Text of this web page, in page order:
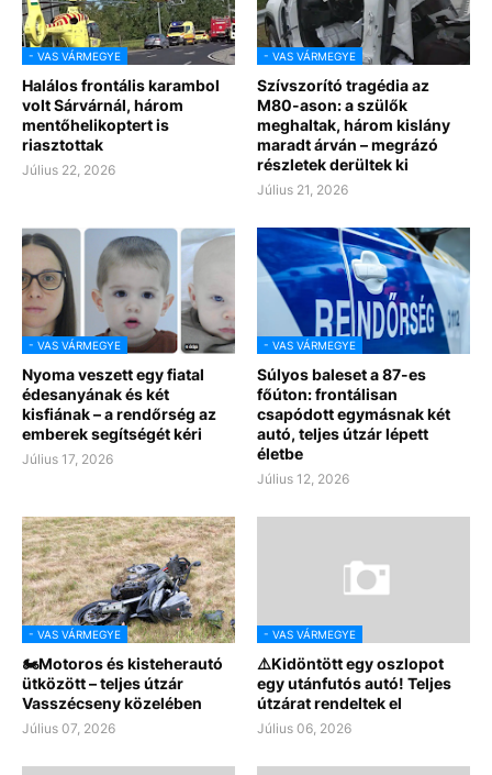
- VAS VÁRMEGYE
Halálos frontális karambol
volt Sárvárnál, három
mentőhelikoptert is
riasztottak
Július 22, 2026
- VAS VÁRMEGYE
Szívszorító tragédia az
M80-ason: a szülők
meghaltak, három kislány
maradt árván – megrázó
részletek derültek ki
Július 21, 2026
- VAS VÁRMEGYE
Nyoma veszett egy fiatal
édesanyának és két
kisfiának – a rendőrség az
emberek segítségét kéri
Július 17, 2026
- VAS VÁRMEGYE
Súlyos baleset a 87-es
főúton: frontálisan
csapódott egymásnak két
autó, teljes útzár lépett
életbe
Július 12, 2026
- VAS VÁRMEGYE
🏍️Motoros és kisteherautó
ütközött – teljes útzár
Vasszécseny közelében
Július 07, 2026
- VAS VÁRMEGYE
⚠️Kidöntött egy oszlopot
egy utánfutós autó! Teljes
útzárat rendeltek el
Július 06, 2026